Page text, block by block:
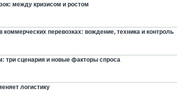
между кризисом и ростом
коммерческих перевозках: вождение, техника и контроль
три сценария и новые факторы спроса
логистику